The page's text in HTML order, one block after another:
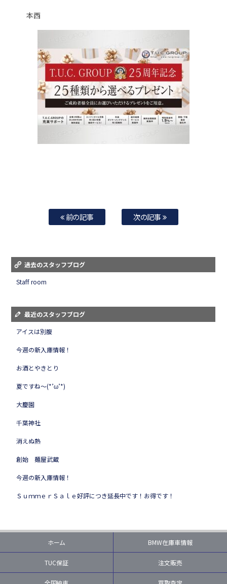
本西
前の記事 次の記事
過去のスタッフブログ
Staff room
最近のスタッフブログ
アイスは別腹
今週の新入庫情報！
お酒とやきとり
夏ですね～(*’ω’*)
大慶園
千葉神社
消えぬ熱
創始 麺屋武蔵
今週の新入庫情報！
ＳｕｍｍｅｒＳａｌｅ好評につき延長中です！お得です！
ホーム BMW在庫車情報
TUC保証 注文販売